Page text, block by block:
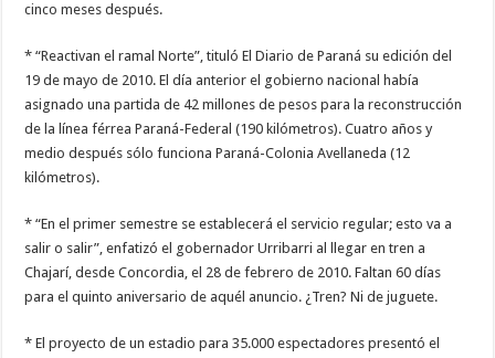
cinco meses después.
* “Reactivan el ramal Norte”, tituló El Diario de Paraná su edición del
19 de mayo de 2010. El día anterior el gobierno nacional había
asignado una partida de 42 millones de pesos para la reconstrucción
de la línea férrea Paraná-Federal (190 kilómetros). Cuatro años y
medio después sólo funciona Paraná-Colonia Avellaneda (12
kilómetros).
* “En el primer semestre se establecerá el servicio regular; esto va a
salir o salir”, enfatizó el gobernador Urribarri al llegar en tren a
Chajarí, desde Concordia, el 28 de febrero de 2010. Faltan 60 días
para el quinto aniversario de aquél anuncio. ¿Tren? Ni de juguete.
* El proyecto de un estadio para 35.000 espectadores presentó el